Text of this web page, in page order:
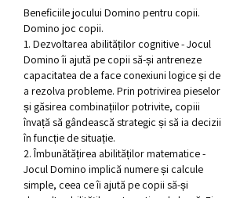
Beneficiile jocului Domino pentru copii.
Domino joc copii.
1. Dezvoltarea abilităților cognitive - Jocul
Domino îi ajută pe copii să-și antreneze
capacitatea de a face conexiuni logice și de
a rezolva probleme. Prin potrivirea pieselor
și găsirea combinațiilor potrivite, copiii
învață să gândească strategic și să ia decizii
în funcție de situație.
2. Îmbunătățirea abilităților matematice -
Jocul Domino implică numere și calcule
simple, ceea ce îi ajută pe copii să-și